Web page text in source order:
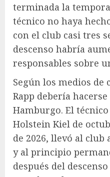
terminada la
técnico no haya
con el club casi tres
descenso habría
responsables sobre
Según los medios
Rapp debería
Hamburgo. El
Holstein Kiel de
de 2026, llevó al club
y al principio
después del